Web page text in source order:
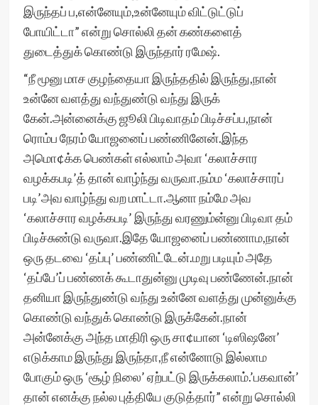
இருந்தப் ப,என்னேயும்,உன்னேயும் விட்டுட்டுப்
போயிட்டா” என்று சொல்லி தன் கண்களைத்
துடைத்துக் கொண்டு இருந்தார் ரமேஷ்.
“நீ மூனு மாச குழந்தையா இருந்ததில் இருந்து,நான்
உன்னே வளத்து வந்துண்டு வந்து இருக்
கேன்.அன்னைக்கு ஜூலி பிடிவாதம் பிடிச்சப்ப,நான்
ரொம்ப நேரம் யோஜனைப் பண்ணினேன்.இந்த
அமொ¢க்க பெண்கள் எல்லாம் அவா ‘கலாச்சார
வழக்கபடி’த் தான் வாழ்ந்து வருவா.நம்ம ‘கலாச்சாரப்
படி’அவ வாழ்ந்து வற மாட்டா.ஆனா நம்மே அவ
‘கலாச்சார வழக்கபடி’ இருந்து வரணும்ன்னு பிடிவா தம்
பிடிச்சுண்டு வருவா.இதே யோஜனைப் பண்ணாம,நான்
ஒரு தடவை ‘தப்பு’ பண்ணிட்டேன்.மறு படியும் அதே
‘தப்பே’ப் பண்ணக் கூடாதுன்னு முடிவு பண்ணேன்.நான்
தனியா இருந்துண்டு வந்து உன்னே வளத்து முன்னுக்கு
கொண்டு வந்துக் கொண்டு இருக்கேன்.நான்
அன்னேக்கு அந்த மாதிரி ஒரு சா¢யான ‘டிஸிஷனே’
எடுக்காம இருந்து இருந்தா,நீ என்னோடு இல்லாம
போகும் ஒரு ‘சூழ் நிலை’ ஏற்பட்டு இருக்கலாம்.’பகவான்’
தான் எனக்கு நல்ல புத்தியே குடுத்தார்” என்று சொல்லி